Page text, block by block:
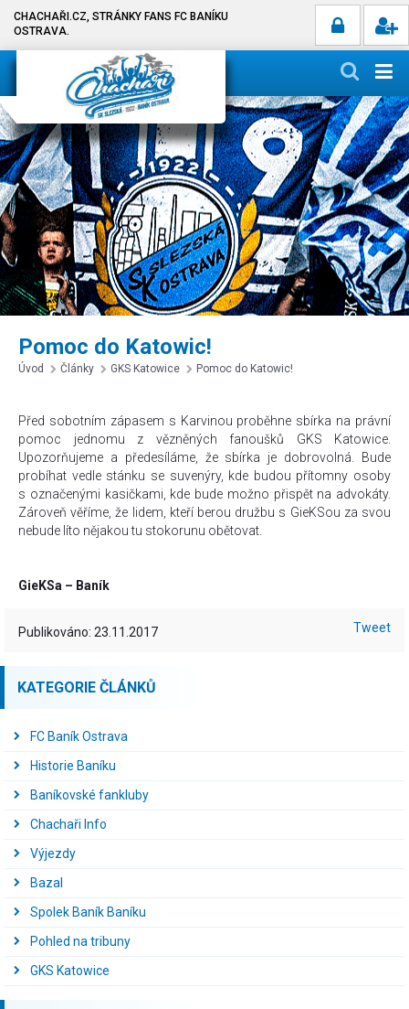
CHACHAŘI.CZ, STRÁNKY FANS FC BANÍKU
OSTRAVA.
Pomoc do Katowic!
Úvod Články GKS Katowice Pomoc do Katowic!
Před sobotním zápasem s Karvinou proběhne sbírka na právní
pomoc jednomu z vězněných fanoušků GKS Katowice.
Upozorňujeme a předesíláme, že sbírka je dobrovolná. Bude
probíhat vedle stánku se suvenýry, kde budou přítomny osoby
s označenými kasičkami, kde bude možno přispět na advokáty.
Zároveň věříme, že lidem, kteří berou družbu s GieKSou za svou
nebude líto nějakou tu stokorunu obětovat.
GieKSa – Baník
Publikováno: 23.11.2017 Tweet
KATEGORIE ČLÁNKŮ
FC Baník Ostrava
Historie Baníku
Baníkovské fankluby
Chachaři Info
Výjezdy
Bazal
Spolek Baník Baníku
Pohled na tribuny
GKS Katowice